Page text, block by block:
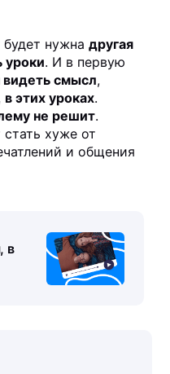
будет нужнадругая
уроки. И в первую
смысл,
в этих уроках.
не решит.
хуже от
и общения
в